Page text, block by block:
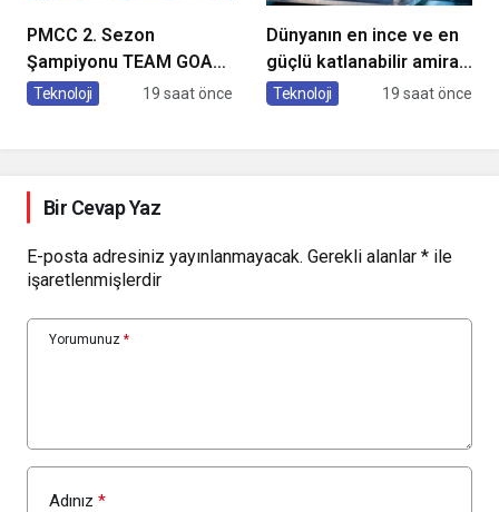
PMCC 2. Sezon
Şampiyonu TEAM GOAT
Oldu
Teknoloji 19 saat önce
Dünyanın en ince ve en
güçlü katlanabilir amiral
gemisi HONOR Magic V6
Teknoloji 19 saat önce
Bir Cevap Yaz
E-posta adresiniz yayınlanmayacak. Gerekli alanlar * ile
işaretlenmişlerdir
Yorumunuz *
Adınız *